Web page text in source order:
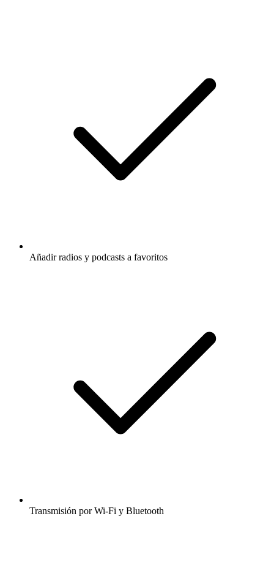
Añadir radios y podcasts a favoritos
Transmisión por Wi-Fi y Bluetooth